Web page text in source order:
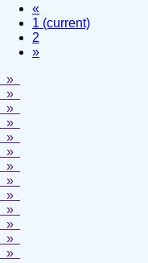
«
1 (current)
2
»
»
»
»
»
»
»
»
»
»
»
»
»
»